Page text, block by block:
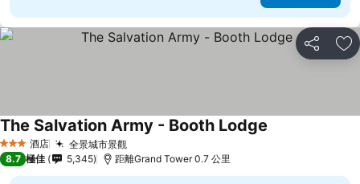
分享 放
3 星級 酒店 全景城市景觀
The Salvation Army - Booth Lodge
8.7 極佳 5,345 距離Grand Tower 0.7 公里